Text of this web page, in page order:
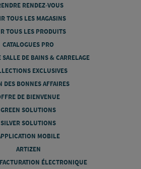
RENDEZ-VOUS
TOUS LES MAGASINS
TOUS LES PRODUITS
CATALOGUES PRO
SALLE DE BAINS & CARRELAGE
EXCLUSIVES
DES BONNES AFFAIRES
DE BIENVENUE
GREEN SOLUTIONS
SILVER SOLUTIONS
MOBILE
ARTIZEN
ÉLECTRONIQUE